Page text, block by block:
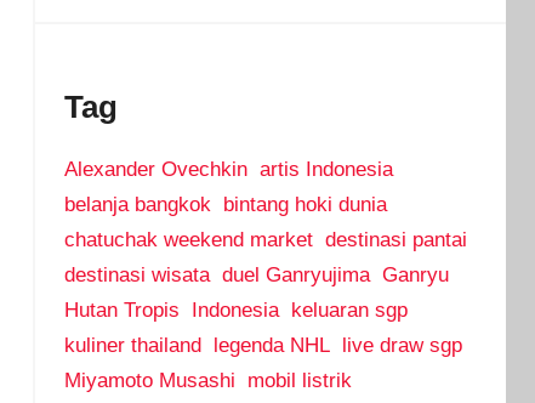
Tag
Alexander Ovechkin artis Indonesia
belanja bangkok
bintang hoki dunia
chatuchak weekend market destinasi pantai
destinasi wisata duel Ganryujima Ganryu
Hutan Tropis
Indonesia
keluaran sgp
kuliner thailand
legenda NHL
live draw sgp
Miyamoto Musashi
mobil listrik